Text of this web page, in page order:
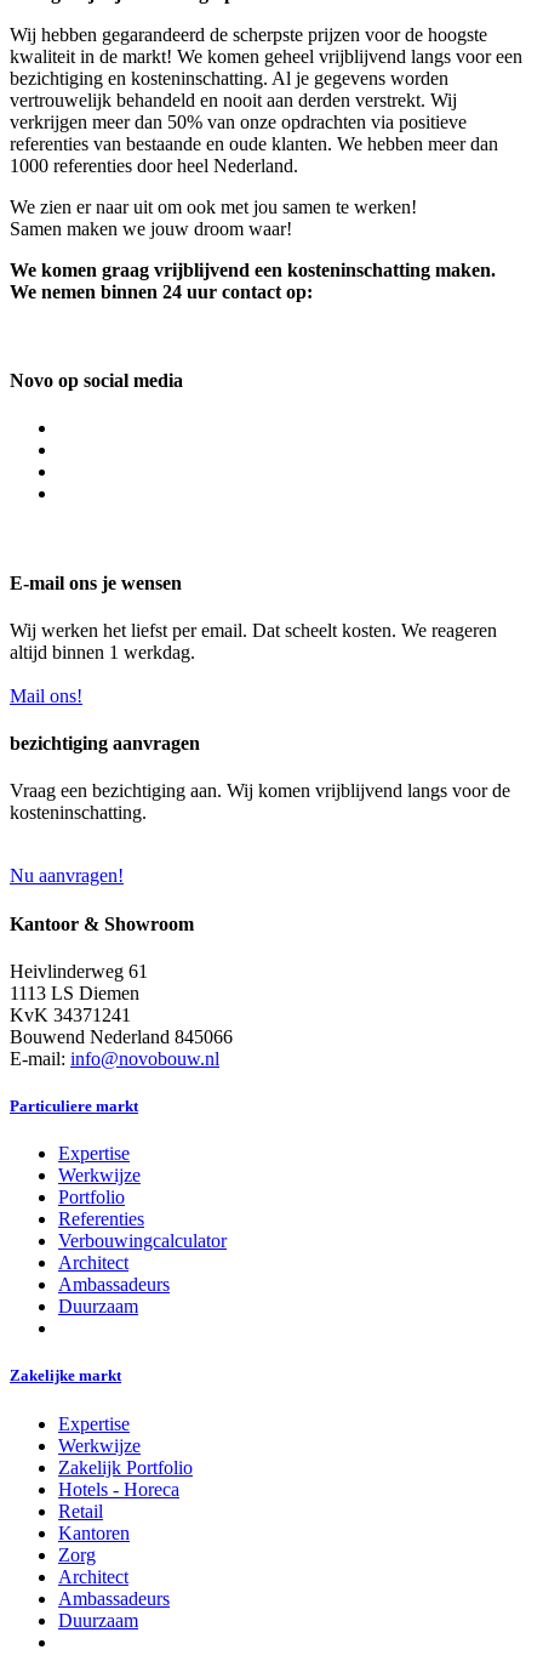
Wij hebben gegarandeerd de scherpste prijzen voor de hoogste
kwaliteit in de markt! We komen geheel vrijblijvend langs voor een
bezichtiging en kosteninschatting. Al je gegevens worden
vertrouwelijk behandeld en nooit aan derden verstrekt. Wij
verkrijgen meer dan 50% van onze opdrachten via positieve
referenties van bestaande en oude klanten. We hebben meer dan
1000 referenties door heel Nederland.
We zien er naar uit om ook met jou samen te werken!
Samen maken we jouw droom waar!
We komen graag vrijblijvend een kosteninschatting maken.
We nemen binnen 24 uur contact op:
Novo op social media
E-mail ons je wensen
Wij werken het liefst per email. Dat scheelt kosten. We reageren
altijd binnen 1 werkdag.
Mail ons!
bezichtiging aanvragen
Vraag een bezichtiging aan. Wij komen vrijblijvend langs voor de
kosteninschatting.
Nu aanvragen!
Kantoor & Showroom
Heivlinderweg 61
1113 LS Diemen
KvK 34371241
Bouwend Nederland 845066
E-mail: info@novobouw.nl
Particuliere markt
Expertise
Werkwijze
Portfolio
Referenties
Verbouwingcalculator
Architect
Ambassadeurs
Duurzaam
Zakelijke markt
Expertise
Werkwijze
Zakelijk Portfolio
Hotels - Horeca
Retail
Kantoren
Zorg
Architect
Ambassadeurs
Duurzaam